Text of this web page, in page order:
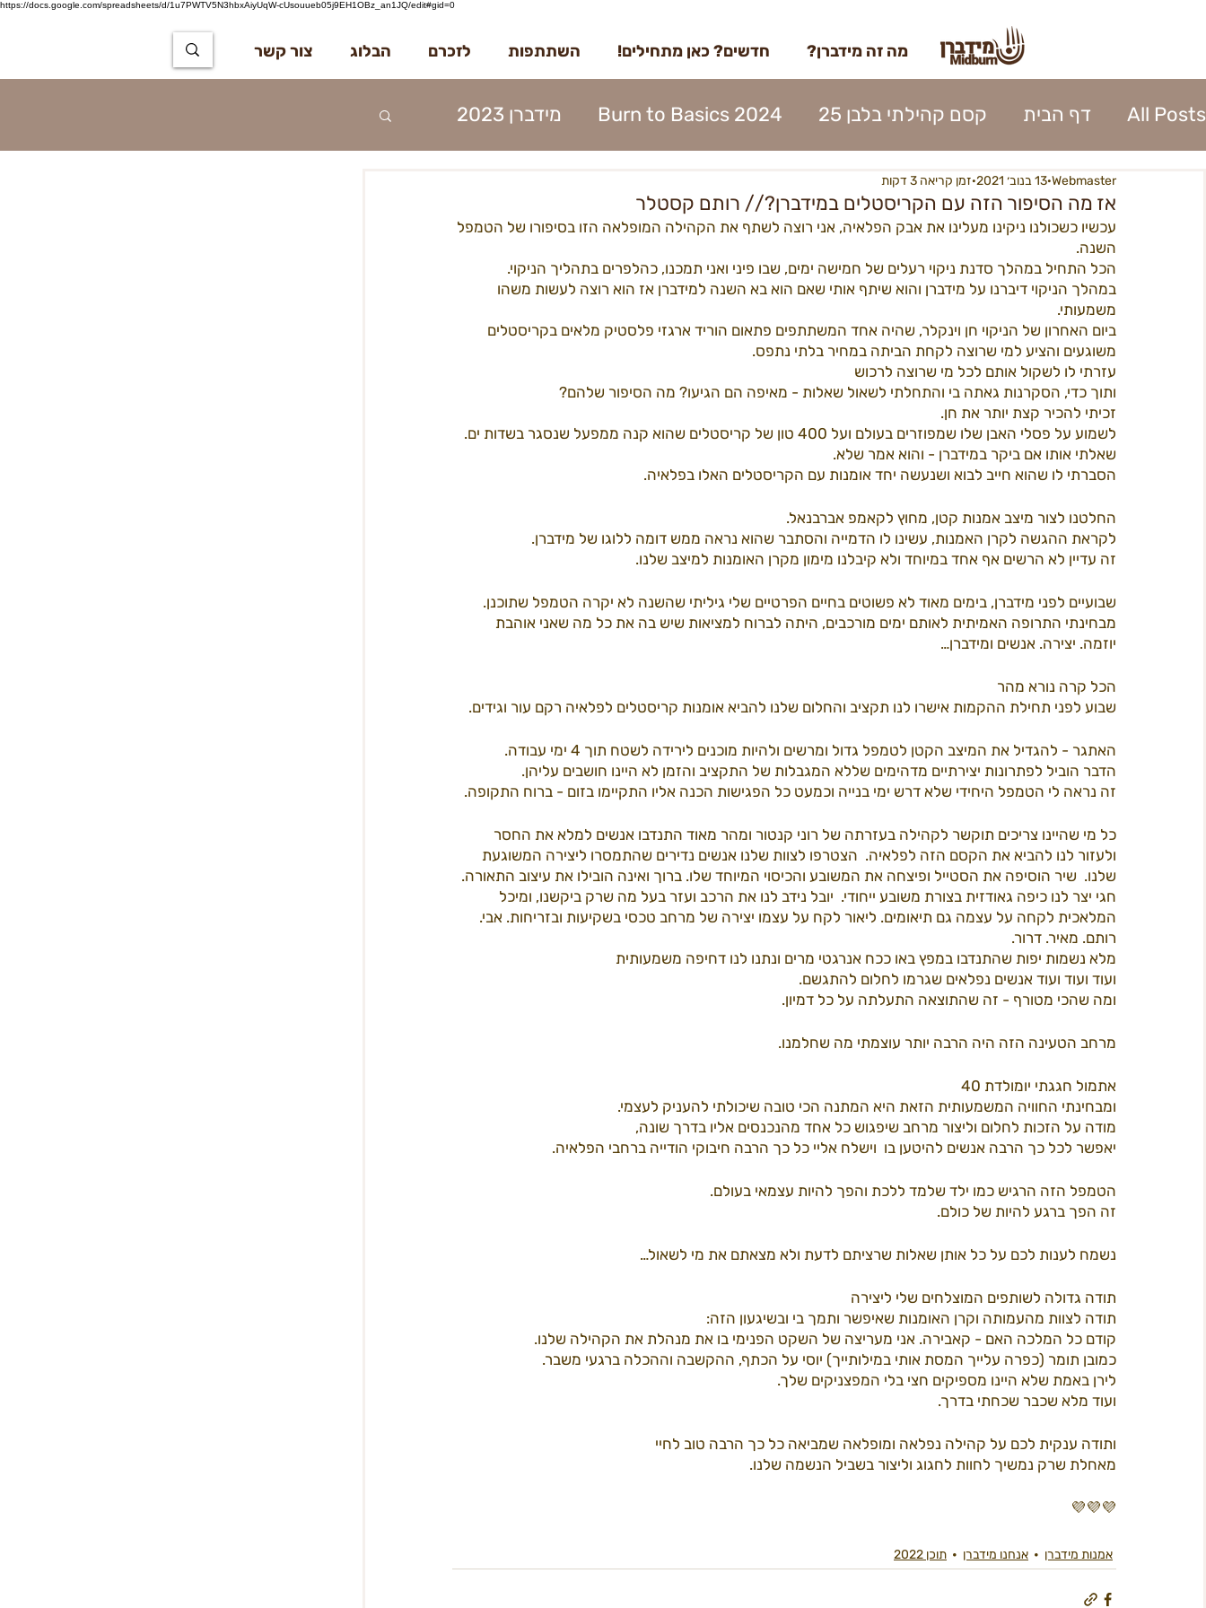
https://docs.google.com/spreadsheets/d/1u7PWTV5N3hbxAiyUqW-cUsouueb05j9EH1OBz_an1JQ/edit#gid=0
מה זה מידברן? חדשים? כאן מתחילים! השתתפות לזכרם הבלוג צור קשר
All Posts דף הבית קסם קהילתי בלבן 25 Burn to Basics 2024 מידברן 2023
השתתפות 2023 כרטוס 2023
נהלי העיר 2023 הקמות 2023
כניסה לעיר 2023 פירוק העיר 2023 ספקים 2023 עמותה 2023 מפגשים 2023
בנה ביתך22 מידברן 22 - מפגשים 22כרטיסים 22קראוונים הקמות22
פרי קאמפס המדריך ל בדרך למידברן22
חשל"ש
אז מה הסיפור הזה עם הקריסטלים במידברן? // רותם קסטלר
Webmaster 13 בנוב׳ 2021 זמן קריאה 3 דקות
עכשיו כשכולנו ניקינו מעלינו את אבק הפלאיה, אני רוצה לשתף את הקהילה המופלאה הזו בסיפורו של הטמפל
השנה.
הכל התחיל במהלך סדנת ניקוי רעלים של חמישה ימים, שבו פיני ואני תמכנו, כהלפרים בתהליך הניקוי.
במהלך הניקוי דיברנו על מידברן והוא שיתף אותי שאם הוא בא השנה למידברן אז הוא רוצה לעשות משהו
משמעותי.
ביום האחרון של הניקוי חן וינקלר, שהיה אחד המשתתפים פתאום הוריד ארגזי פלסטיק מלאים בקריסטלים
משוגעים והציע למי שרוצה לקחת הביתה במחיר בלתי נתפס.
עזרתי לו לשקול אותם לכל מי שרוצה לרכוש
ותוך כדי, הסקרנות גאתה בי והתחלתי לשאול שאלות - מאיפה הם הגיעו? מה הסיפור שלהם?
זכיתי להכיר קצת יותר את חן.
לשמוע על פסלי האבן שלו שמפוזרים בעולם ועל 400 טון של קריסטלים שהוא קנה ממפעל שנסגר בשדות ים.
שאלתי אותו אם ביקר במידברן - והוא אמר שלא.
הסברתי לו שהוא חייב לבוא ושנעשה יחד אומנות עם הקריסטלים האלו בפלאיה.
החלטנו לצור מיצב אמנות קטן, מחוץ לקאמפ אברבנאל.
לקראת ההגשה לקרן האמנות, עשינו לו הדמייה והסתבר שהוא נראה ממש דומה ללוגו של מידברן.
זה עדיין לא הרשים אף אחד במיוחד ולא קיבלנו מימון מקרן האומנות למיצב שלנו.
שבועיים לפני מידברן, בימים מאוד לא פשוטים בחיים הפרטיים שלי גיליתי שהשנה לא יקרה הטמפל שתוכנן.
מבחינתי התרופה האמיתית לאותם ימים מורכבים, היתה לברוח למציאות שיש בה את כל מה שאני אוהבת
יוזמה. יצירה. אנשים ומידברן…
הכל קרה נורא מהר
שבוע לפני תחילת ההקמות אישרו לנו תקציב והחלום שלנו להביא אומנות קריסטלים לפלאיה רקם עור וגידים.
האתגר - להגדיל את המיצב הקטן לטמפל גדול ומרשים ולהיות מוכנים לירידה לשטח תוך 4 ימי עבודה.
הדבר הוביל לפתרונות יצירתיים מדהימים שללא המגבלות של התקציב והזמן לא היינו חושבים עליהן.
זה נראה לי הטמפל היחידי שלא דרש ימי בנייה וכמעט כל הפגישות הכנה אליו התקיימו בזום - ברוח התקופה.
כל מי שהיינו צריכים תוקשר לקהילה בעזרתה של רוני קנטור ומהר מאוד התנדבו אנשים למלא את החסר
ולעזור לנו להביא את הקסם הזה לפלאיה.  הצטרפו לצוות שלנו אנשים נדירים שהתמסרו ליצירה המשוגעת
שלנו.  שיר הוסיפה את הסטייל ופיצחה את המשובע והכיסוי המיוחד שלו. ברוך ואינה הובילו את עיצוב התאורה.
חגי יצר לנו כיפה גאודזית בצורת משובע ייחודי.  יובל נידב לנו את הרכב ועזר בעל מה שרק ביקשנו, ומיכל
המלאכית לקחה על עצמה גם תיאומים. ליאור לקח על עצמו יצירה של מרחב טכסי בשקיעות ובזריחות. אבי.
רותם. מאיר. דרור.
מלא נשמות יפות שהתנדבו במפץ באו ככח אנרגטי מרים ונתנו לנו דחיפה משמעותית
ועוד ועוד ועוד אנשים נפלאים שגרמו לחלום להתגשם.
ומה שהכי מטורף - זה שהתוצאה התעלתה על כל דמיון.
מרחב הטעינה הזה היה הרבה יותר עוצמתי מה שחלמנו.
אתמול חגגתי יומולדת 40
ומבחינתי החוויה המשמעותית הזאת היא המתנה הכי טובה שיכולתי להעניק לעצמי.
מודה על הזכות לחלום וליצור מרחב שיפגוש כל אחד מהנכנסים אליו בדרך שונה,
יאפשר לכל כך הרבה אנשים להיטען בו  וישלח אליי כל כך הרבה חיבוקי הודייה ברחבי הפלאיה.
הטמפל הזה הרגיש כמו ילד שלמד ללכת והפך להיות עצמאי בעולם.
זה הפך ברגע להיות של כולם.
נשמח לענות לכם על כל אותן שאלות שרציתם לדעת ולא מצאתם את מי לשאול…
תודה גדולה לשותפים המוצלחים שלי ליצירה
תודה לצוות מהעמותה וקרן האומנות שאיפשר ותמך בי ובשיגעון הזה:
קודם כל המלכה האם - קאבירה. אני מעריצה של השקט הפנימי בו את מנהלת את הקהילה שלנו.
כמובן תומר (כפרה עלייך המסת אותי במילותייך) יוסי על הכתף, ההקשבה וההכלה ברגעי משבר.
לירן באמת שלא היינו מספיקים חצי בלי המפצניקים שלך.
ועוד מלא שכבר שכחתי בדרך.
ותודה ענקית לכם על קהילה נפלאה ומופלאה שמביאה כל כך הרבה טוב לחיי
מאחלת שרק נמשיך לחוות לחגוג וליצור בשביל הנשמה שלנו.
💜💜💜
אמנות מידברן אנחנו מידברן תוכן 2022